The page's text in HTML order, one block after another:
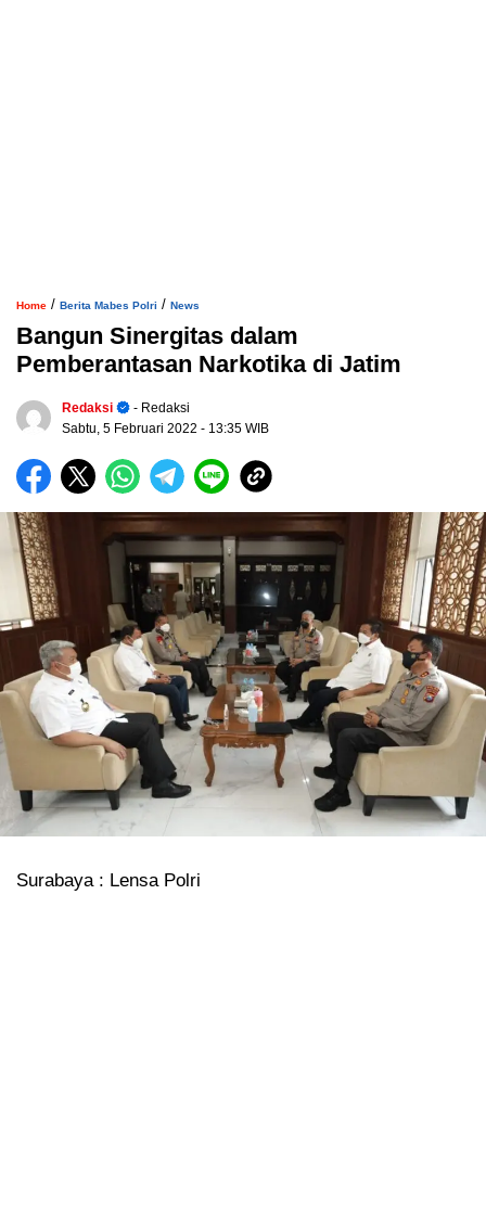
Home / Berita Mabes Polri / News
Bangun Sinergitas dalam
Pemberantasan Narkotika di Jatim
Redaksi
- Redaksi
Sabtu, 5 Februari 2022 - 13:35 WIB
Surabaya : Lensa Polri